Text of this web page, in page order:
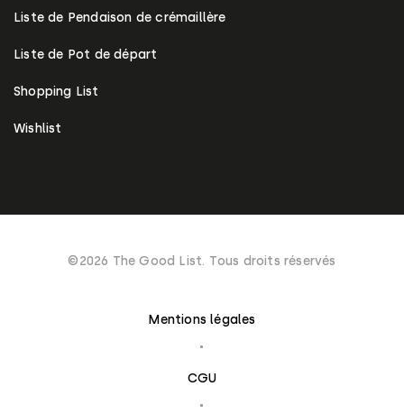
Liste de Pendaison de crémaillère
Liste de Pot de départ
Shopping List
Wishlist
©2026 The Good List. Tous droits réservés
Mentions légales
CGU